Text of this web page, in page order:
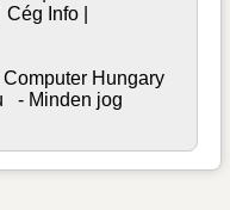
Cég Info
Hungary
- Minden jog